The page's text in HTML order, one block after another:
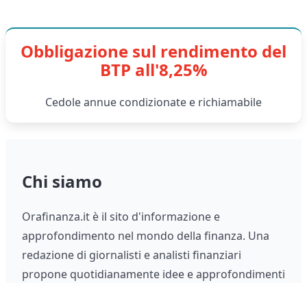
Obbligazione sul rendimento del
BTP all'8,25%
Cedole annue condizionate e richiamabile
Chi siamo
Orafinanza.it è il sito d'informazione e
approfondimento nel mondo della finanza. Una
redazione di giornalisti e analisti finanziari
propone quotidianamente idee e approfondimenti